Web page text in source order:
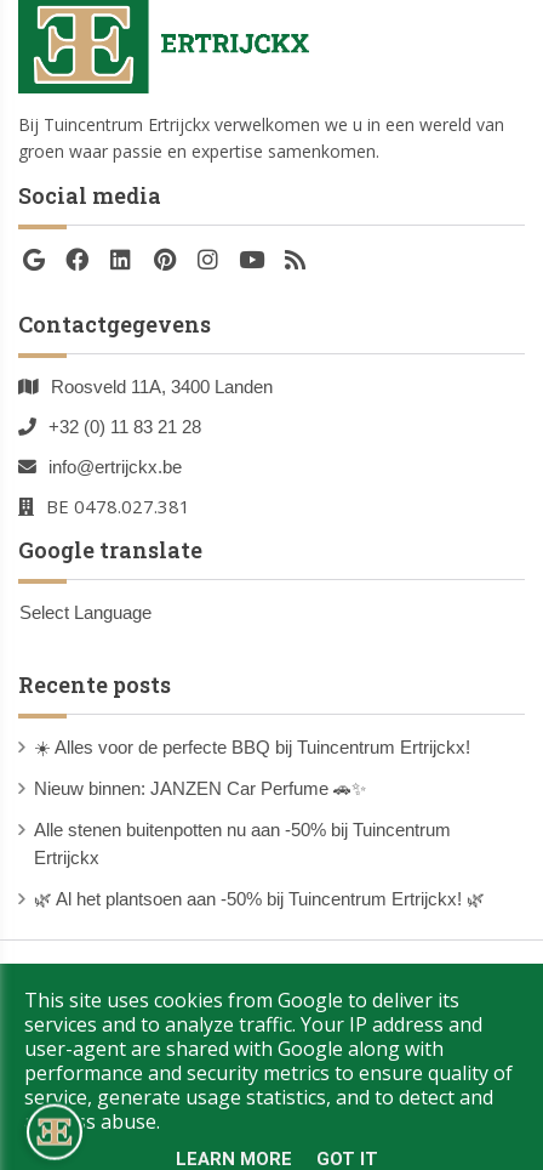
Bij Tuincentrum Ertrijckx verwelkomen we u in een wereld van
groen waar passie en expertise samenkomen.
Social media
Contactgegevens
Roosveld 11A, 3400 Landen
+32 (0) 11 83 21 28
info@ertrijckx.be
BE 0478.027.381
Google translate
Select Language
Recente posts
☀️ Alles voor de perfecte BBQ bij Tuincentrum Ertrijckx!
Nieuw binnen: JANZEN Car Perfume 🚗✨
Alle stenen buitenpotten nu aan -50% bij Tuincentrum
Ertrijckx
🌿 Al het plantsoen aan -50% bij Tuincentrum Ertrijckx! 🌿
Copyright © 2026 Ertrijckx. All Rights Reserved.
Privacy & Cookies|UP-TO-DATE WebDesign
This site uses cookies from Google to deliver its
services and to analyze traffic. Your IP address and
user-agent are shared with Google along with
performance and security metrics to ensure quality of
service, generate usage statistics, and to detect and
address abuse.
LEARN MORE GOT IT